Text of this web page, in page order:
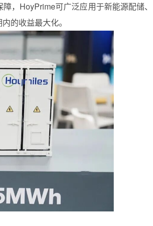
，HoyPrime可广泛应用于新能源配储、
的收益最大化。